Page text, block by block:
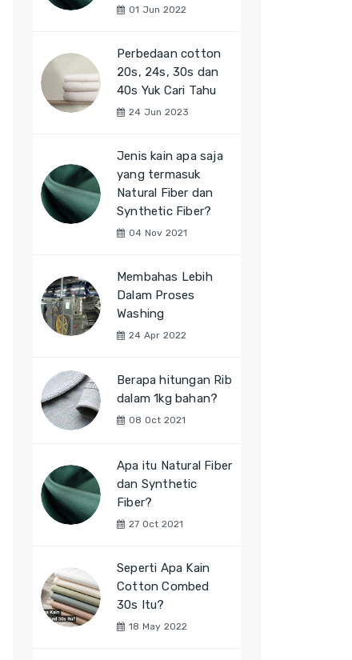
01 Jun 2022
Perbedaan cotton
20s, 24s, 30s dan
40s Yuk Cari Tahu
24 Jun 2023
Jenis kain apa saja
yang termasuk
Natural Fiber dan
Synthetic Fiber?
04 Nov 2021
Membahas Lebih
Dalam Proses
Washing
24 Apr 2022
Berapa hitungan Rib
dalam 1kg bahan?
08 Oct 2021
Apa itu Natural Fiber
dan Synthetic
Fiber?
27 Oct 2021
Seperti Apa Kain
Cotton Combed
30s Itu?
18 May 2022